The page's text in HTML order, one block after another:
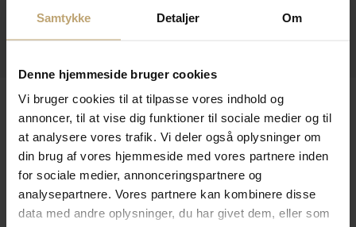
Samtykke Detaljer Om
Denne hjemmeside bruger cookies
Vi bruger cookies til at tilpasse vores indhold og
annoncer, til at vise dig funktioner til sociale medier og til
at analysere vores trafik. Vi deler også oplysninger om
din brug af vores hjemmeside med vores partnere inden
for sociale medier, annonceringspartnere og
analysepartnere. Vores partnere kan kombinere disse
data med andre oplysninger, du har givet dem, eller som
Information
Leveringsmuligheder
Betalingsmuligheder